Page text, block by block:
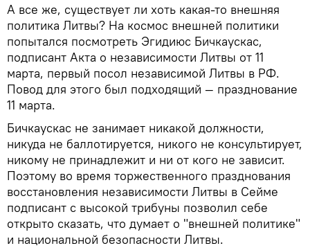
А все же, существует ли хоть какая-то внешняя
политика Литвы? На космос внешней политики
попытался посмотреть Эгидиюс Бичкаускас,
подписант Акта о независимости Литвы от 11
марта, первый посол независимой Литвы в РФ.
Повод для этого был подходящий — празднование
11 марта.
Бичкаускас не занимает никакой должности,
никуда не баллотируется, никого не консультирует,
никому не принадлежит и ни от кого не зависит.
Поэтому во время торжественного празднования
восстановления независимости Литвы в Сейме
подписант с высокой трибуны позволил себе
открыто сказать, что думает о "внешней политике"
и национальной безопасности Литвы.